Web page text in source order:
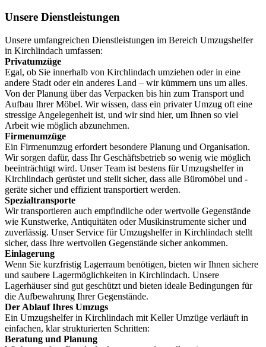
Unsere Dienstleistungen
Unsere umfangreichen Dienstleistungen im Bereich Umzugshelfer
in Kirchlindach umfassen:
Privatumzüge
Egal, ob Sie innerhalb von Kirchlindach umziehen oder in eine
andere Stadt oder ein anderes Land – wir kümmern uns um alles.
Von der Planung über das Verpacken bis hin zum Transport und
Aufbau Ihrer Möbel. Wir wissen, dass ein privater Umzug oft eine
stressige Angelegenheit ist, und wir sind hier, um Ihnen so viel
Arbeit wie möglich abzunehmen.
Firmenumzüge
Ein Firmenumzug erfordert besondere Planung und Organisation.
Wir sorgen dafür, dass Ihr Geschäftsbetrieb so wenig wie möglich
beeinträchtigt wird. Unser Team ist bestens für Umzugshelfer in
Kirchlindach gerüstet und stellt sicher, dass alle Büromöbel und -
geräte sicher und effizient transportiert werden.
Spezialtransporte
Wir transportieren auch empfindliche oder wertvolle Gegenstände
wie Kunstwerke, Antiquitäten oder Musikinstrumente sicher und
zuverlässig. Unser Service für Umzugshelfer in Kirchlindach stellt
sicher, dass Ihre wertvollen Gegenstände sicher ankommen.
Einlagerung
Wenn Sie kurzfristig Lagerraum benötigen, bieten wir Ihnen sichere
und saubere Lagermöglichkeiten in Kirchlindach. Unsere
Lagerhäuser sind gut geschützt und bieten ideale Bedingungen für
die Aufbewahrung Ihrer Gegenstände.
Der Ablauf Ihres Umzugs
Ein Umzugshelfer in Kirchlindach mit Keller Umzüge verläuft in
einfachen, klar strukturierten Schritten:
Beratung und Planung